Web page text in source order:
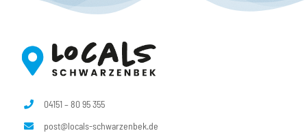
04151 – 80 95 355
post@locals-schwarzenbek.de